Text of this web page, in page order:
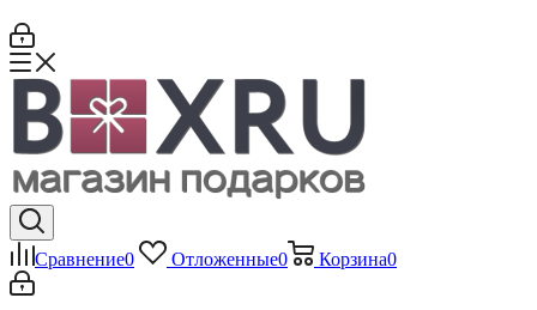
Сравнение0 Отложенные0 Корзина0